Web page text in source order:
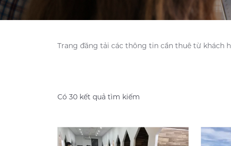
Trang đăng tải các thông tin cần thuê từ khách
Có 30 kết quả tìm kiếm